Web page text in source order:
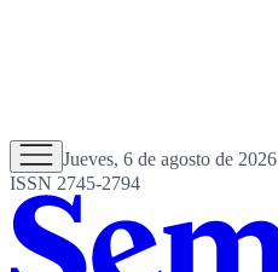
Jueves, 6 de agosto de 2026
ISSN 2745-2794